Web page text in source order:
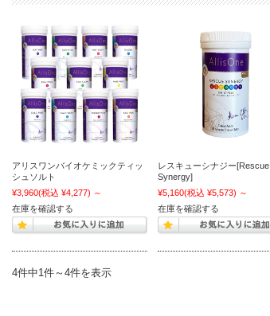
アリスワンバイオケミックティッ
シュソルト
¥3,960(税込 ¥4,277) ～
在庫を確認する
レスキューシナジー[Rescue
Synergy]
¥5,160(税込 ¥5,573) ～
在庫を確認する
4件中1件～4件を表示